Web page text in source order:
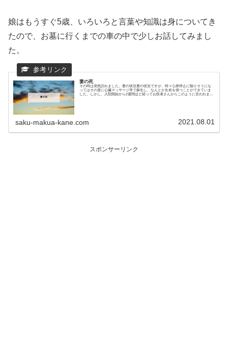
娘はもうすぐ5歳、いろいろと言葉や知識は身についてき
たので、お墓に行くまでの車の中で少しお話してみまし
た。
妻の死
その時は突然訪れました。妻の状況妻の状況ですが、時々心肺停止に陥りそうにな
ってはその度に心臓マッサージ等で蘇生し、なんとか生命を保つことができていま
した。しかし、入院開始から2週間ほど経ってお医者さんからこのように言われまし
saku-makua-kane.com 2021.08.01
スポンサーリンク